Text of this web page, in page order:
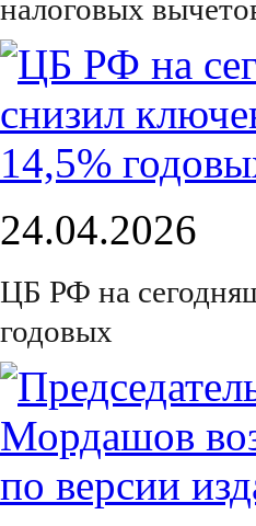
налоговых
24.04.2026
ЦБ РФ на
годовых